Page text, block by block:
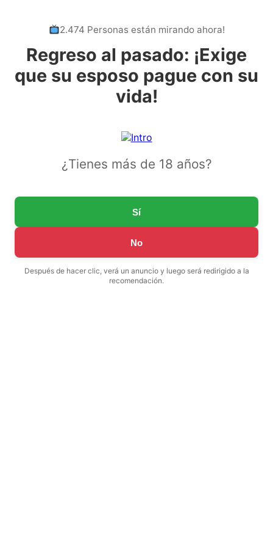
2.474 Personas están mirando ahora!
Regreso al pasado: ¡Exige
que su esposo pague con su
vida!
¿Tienes más de 18 años?
Sí
No
Después de hacer clic, verá un anuncio y luego será redirigido a la
recomendación.